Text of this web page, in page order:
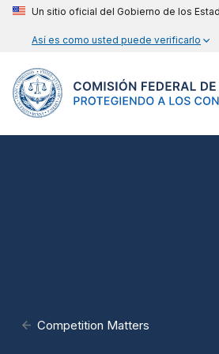
Un sitio oficial del Gobierno de los
Así es como usted puede verificarlo
Competition Matters